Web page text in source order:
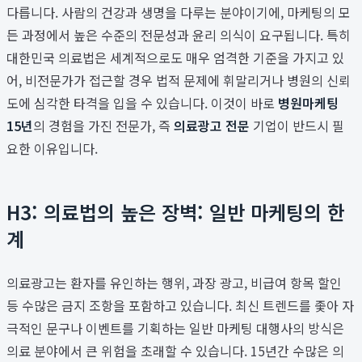
다릅니다. 사람의 건강과 생명을 다루는 분야이기에, 마케팅의 모
든 과정에서 높은 수준의 전문성과 윤리 의식이 요구됩니다. 특히
대한민국 의료법은 세계적으로도 매우 엄격한 기준을 가지고 있
어, 비전문가가 접근할 경우 법적 문제에 휘말리거나 병원의 신뢰
도에 심각한 타격을 입을 수 있습니다. 이것이 바로 병원마케팅
15년의 경험을 가진 전문가, 즉 의료광고 전문 기업이 반드시 필
요한 이유입니다.
H3: 의료법의 높은 장벽: 일반 마케팅의 한
계
의료광고는 환자를 유인하는 행위, 과장 광고, 비급여 항목 할인
등 수많은 금지 조항을 포함하고 있습니다. 최신 트렌드를 좇아 자
극적인 문구나 이벤트를 기획하는 일반 마케팅 대행사의 방식은
의료 분야에서 큰 위험을 초래할 수 있습니다. 15년간 수많은 의